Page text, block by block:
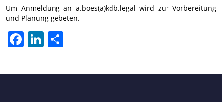
Um Anmeldung an a.boes(a)kdb.legal wird zur Vorbereitung
und Planung gebeten.
FacebookLinkedIn